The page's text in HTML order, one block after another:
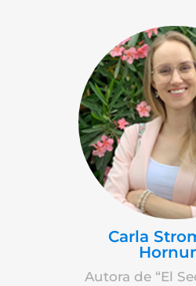
Carla
Autora de “El